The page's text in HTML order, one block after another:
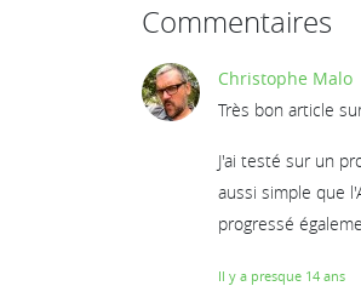
Commentaires
Christophe Malo
Très bon article
J'ai testé sur un
aussi simple que
progressé
Il y a presque 14 ans